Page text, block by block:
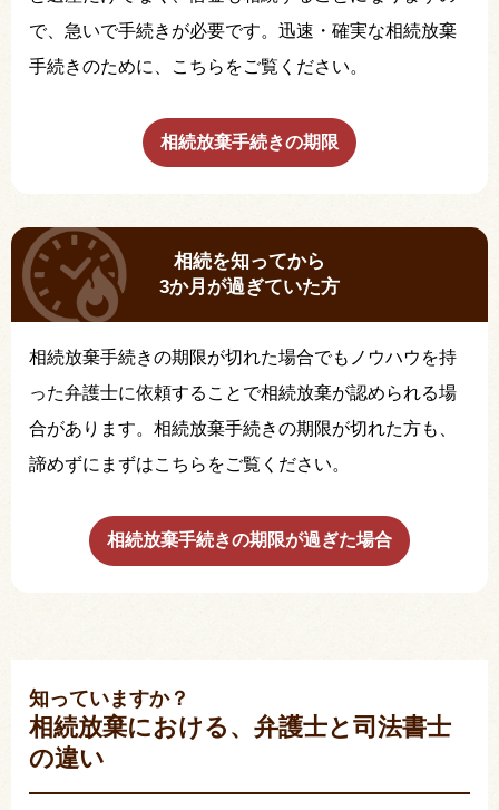
で、急いで手続きが必要です。迅速・確実な相続放棄
手続きのために、こちらをご覧ください。
相続放棄手続きの期限
相続を知ってから
3か月が過ぎていた方
相続放棄手続きの期限が切れた場合でもノウハウを持
った弁護士に依頼することで相続放棄が認められる場
合があります。相続放棄手続きの期限が切れた方も、
諦めずにまずはこちらをご覧ください。
相続放棄手続きの期限が過ぎた場合
知っていますか？
相続放棄における、弁護士と司法書士
の違い